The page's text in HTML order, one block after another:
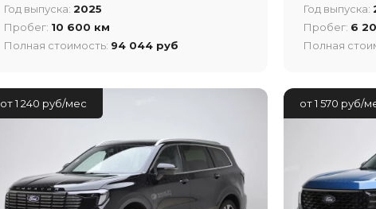
Год выпуска: 2025
Пробег: 10 600 км
Полная стоимость: 94 044 руб
Год выпуска:
Пробег: 6
Полная
от 1 240 руб/мес от 1 570 руб/